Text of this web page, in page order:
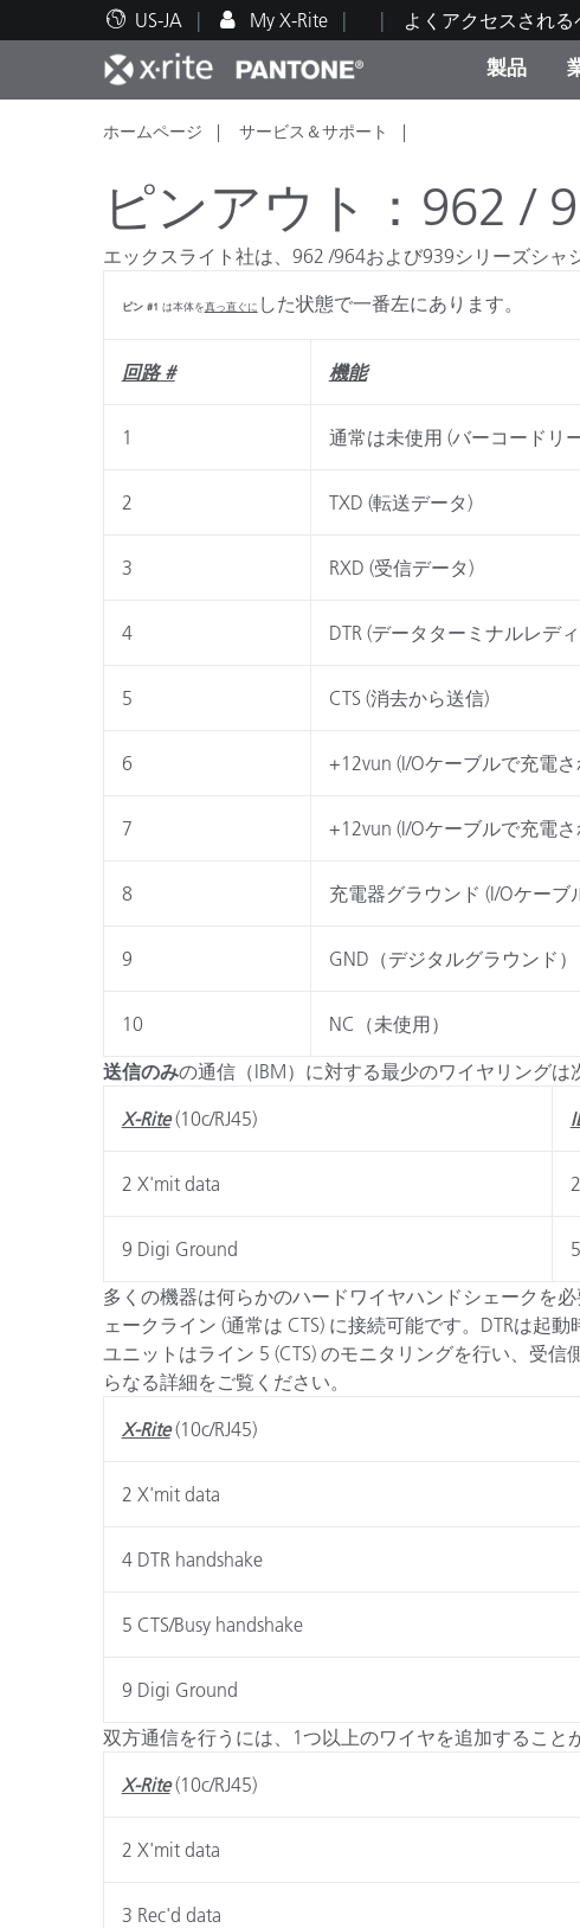
US-JA My X-Rite よくアクセスされ
製品
人気製品ランキング
印刷＆パッケージ印刷
自動車
テクニカルサポート
教育関連資料
ホームページ サービス＆サポート
ピンアウト：962 /
エックスライト社は、962 /964および939シリーズシャ
ピン #1 は本体を真っ直ぐに した状態で一番左にあります。
回路 # 機能
1 通常は未使用 (バーコードリ
2 TXD (転送データ)
3 RXD (受信データ)
4 DTR (データターミナルレデ
5 CTS (消去から送信)
6 +12vun (I/Oケーブルで充電
7 +12vun (I/Oケーブルで充電
8 充電器グラウンド (I/Oケー
9 GND（デジタルグラウンド）
10
NC（未使用）
送信のみの通信（IBM）に対する最少のワイヤリングは
X-Rite(10c/RJ45)
2 X'mit data
9 Digi Ground
多くの機器は何らかのハードワイヤハンドシェークを
ェークライン (通常は CTS) に接続可能です。DTRは起
ユニットはライン 5 (CTS) のモニタリングを行い、受
らなる詳細をご覧ください。
X-Rite(10c/RJ45)
2 X'mit data
4 DTR handshake
5 CTS/Busy handshake
9 Digi Ground
双方通信を行うには、1つ以上のワイヤを追加すること
X-Rite(10c/RJ45)
2 X'mit data
3 Rec'd data